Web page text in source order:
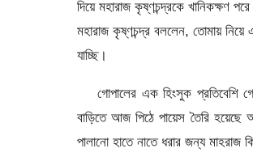
দিয়ে মহারাজ কৃষ্ণচন্দ্রকে খানিকক্ষণ
মহারাজ কৃষ্ণচন্দ্র বললেন, তোমায়
যাচ্ছি।
গোপালের এক হিংসুক প্রতিবেশি
বাড়িতে আজ পিঠে পায়েস তৈরি হয়েছে
পালানো হাতে নাতে ধরার জন্য মাহরাজ